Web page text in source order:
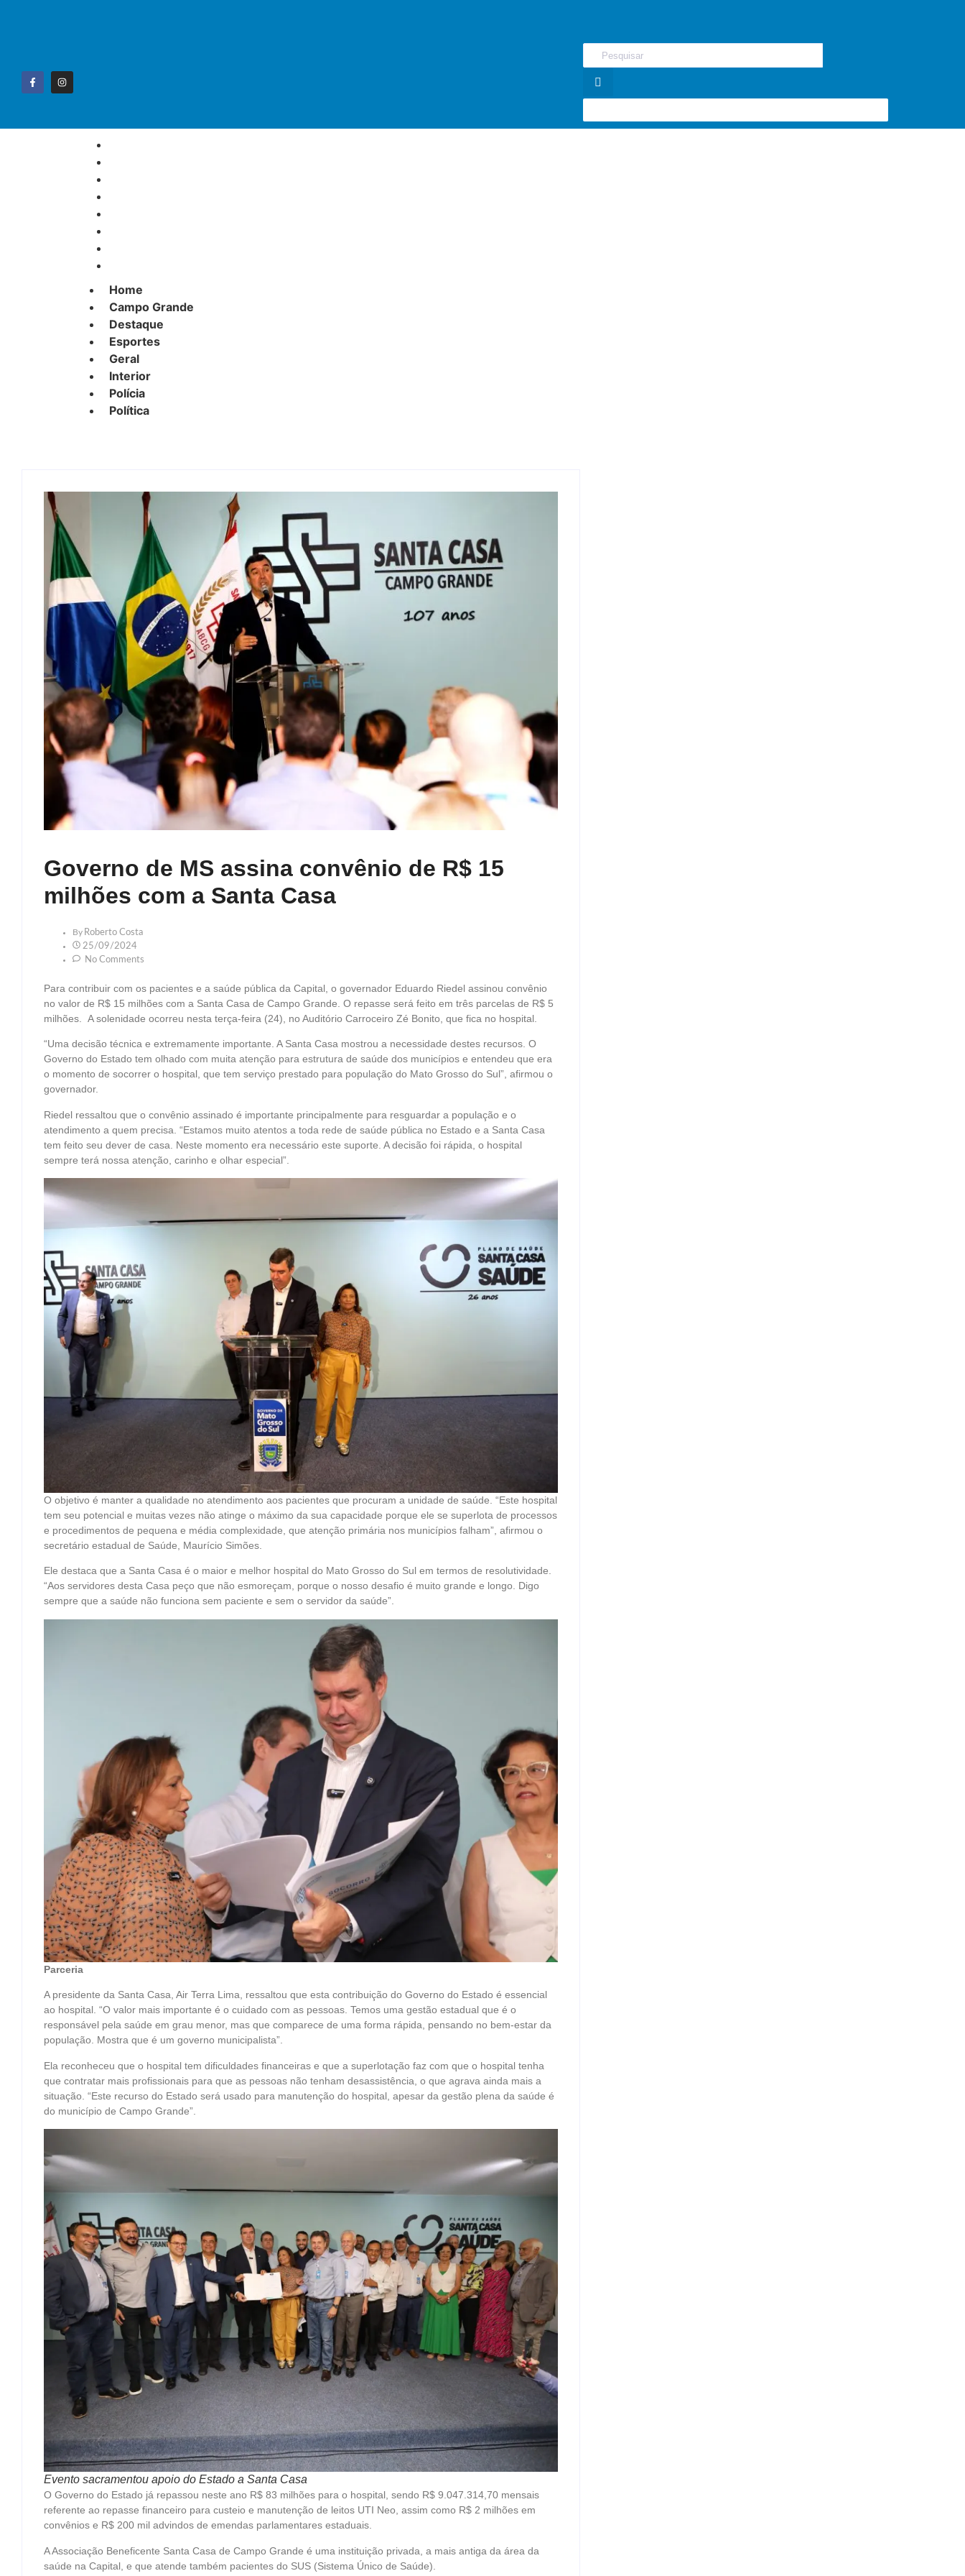
Home
Campo Grande
Destaque
Esportes
Geral
Interior
Polícia
Política
Governo de MS assina convênio de R$ 15
milhões com a Santa Casa
By Roberto Costa
25/09/2024
No Comments
Para contribuir com os pacientes e a saúde pública da Capital, o governador Eduardo Riedel assinou convênio
no valor de R$ 15 milhões com a Santa Casa de Campo Grande. O repasse será feito em três parcelas de R$ 5
milhões. A solenidade ocorreu nesta terça-feira (24), no Auditório Carroceiro Zé Bonito, que fica no hospital.
“Uma decisão técnica e extremamente importante. A Santa Casa mostrou a necessidade destes recursos. O
Governo do Estado tem olhado com muita atenção para estrutura de saúde dos municípios e entendeu que era
o momento de socorrer o hospital, que tem serviço prestado para população do Mato Grosso do Sul”, afirmou o
governador.
Riedel ressaltou que o convênio assinado é importante principalmente para resguardar a população e o
atendimento a quem precisa. “Estamos muito atentos a toda rede de saúde pública no Estado e a Santa Casa
tem feito seu dever de casa. Neste momento era necessário este suporte. A decisão foi rápida, o hospital
sempre terá nossa atenção, carinho e olhar especial”.
O objetivo é manter a qualidade no atendimento aos pacientes que procuram a unidade de saúde. “Este hospital
tem seu potencial e muitas vezes não atinge o máximo da sua capacidade porque ele se superlota de processos
e procedimentos de pequena e média complexidade, que atenção primária nos municípios falham”, afirmou o
secretário estadual de Saúde, Maurício Simões.
Ele destaca que a Santa Casa é o maior e melhor hospital do Mato Grosso do Sul em termos de resolutividade.
“Aos servidores desta Casa peço que não esmoreçam, porque o nosso desafio é muito grande e longo. Digo
sempre que a saúde não funciona sem paciente e sem o servidor da saúde”.
Parceria
A presidente da Santa Casa, Air Terra Lima, ressaltou que esta contribuição do Governo do Estado é essencial
ao hospital. “O valor mais importante é o cuidado com as pessoas. Temos uma gestão estadual que é o
responsável pela saúde em grau menor, mas que comparece de uma forma rápida, pensando no bem-estar da
população. Mostra que é um governo municipalista”.
Ela reconheceu que o hospital tem dificuldades financeiras e que a superlotação faz com que o hospital tenha
que contratar mais profissionais para que as pessoas não tenham desassistência, o que agrava ainda mais a
situação. “Este recurso do Estado será usado para manutenção do hospital, apesar da gestão plena da saúde é
do município de Campo Grande”.
Evento sacramentou apoio do Estado a Santa Casa
O Governo do Estado já repassou neste ano R$ 83 milhões para o hospital, sendo R$ 9.047.314,70 mensais
referente ao repasse financeiro para custeio e manutenção de leitos UTI Neo, assim como R$ 2 milhões em
convênios e R$ 200 mil advindos de emendas parlamentares estaduais.
A Associação Beneficente Santa Casa de Campo Grande é uma instituição privada, a mais antiga da área da
saúde na Capital, e que atende também pacientes do SUS (Sistema Único de Saúde).